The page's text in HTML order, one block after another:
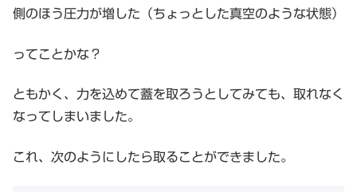
側のほう圧力が増した（ちょっとした真空のような状態）
ってことかな？
ともかく、力を込めて蓋を取ろうとしてみても、取れなく
なってしまいました。
これ、次のようにしたら取ることができました。